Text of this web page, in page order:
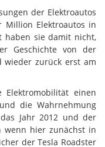
der Elektroautos
Million Elektroautos in
haben sie damit nicht,
Geschichte von der
wieder zurück erst am
einen
die Wahrnehmung
Jahr 2012 und der
wenn hier zunächst in
der Tesla Roadster